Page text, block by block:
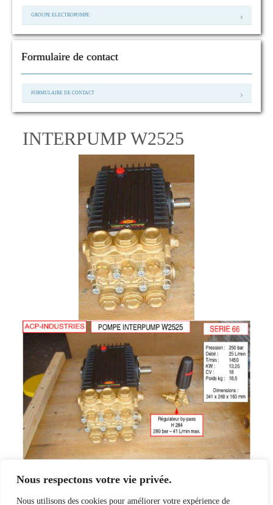
Nous respectons votre vie privée.
Nous utilisons des cookies pour améliorer votre expérience de
GROUPE ELECTROPOMPE
Formulaire de contact
FORMULAIRE DE CONTACT
INTERPUMP W2525
Retour
Page